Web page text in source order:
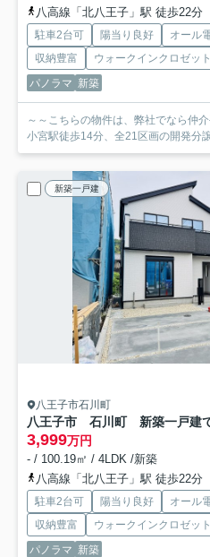
八高線「北八王子」駅 徒歩22分
駐車2台可 陽当り良好 オール
収納豊富
ウォークインクロゼット
パノラマ 新築
～～こちらの物件は、弊社でなら仲
小宮駅徒歩14分、全21区画の開発分
新築一戸建
八王子市石川町
八王子市 石川町 新築一戸建
3,999万円
- / 100.19㎡ / 4LDK /新築
八高線「北八王子」駅 徒歩22分
駐車2台可 陽当り良好 オール
収納豊富
ウォークインクロゼット
パノラマ 新築